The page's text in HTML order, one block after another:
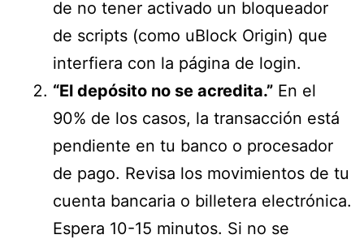
de no tener activado un bloqueador
de scripts (como uBlock Origin) que
interfiera con la página de login.
“El depósito no se acredita.” En el
90% de los casos, la transacción está
pendiente en tu banco o procesador
de pago. Revisa los movimientos de tu
cuenta bancaria o billetera electrónica.
Espera 10-15 minutos. Si no se